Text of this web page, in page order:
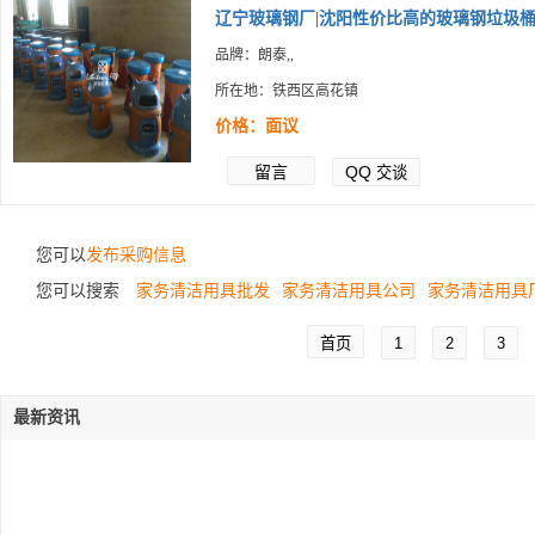
辽宁玻璃钢厂|沈阳性价比高的玻璃钢垃圾
品牌：朗泰,,
所在地：铁西区高花镇
价格：面议
留言 QQ 交谈
您可以发布采购信息
您可以搜索
家务清洁用具批发 家务清洁用具公司 家务清洁用具
首页 1 2 3
最新资讯